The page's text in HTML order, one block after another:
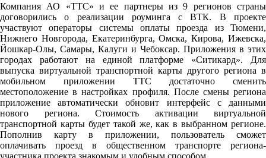
Компания АО «ТТС» и ее партнеры из 9 регионов страны
договорились о реализации роуминга с ВТК. В проекте
участвуют операторы системы оплаты проезда из Тюмени,
Нижнего Новгорода, Екатеринбурга, Омска, Кирова, Ижевска,
Йошкар-Олы, Самары, Калуги и Чебоксар. Приложения в этих
городах работают на единой платформе «Ситикард». Для
выпуска виртуальной транспортной карты другого региона в
мобильном приложении ТТС достаточно сменить
местоположение в настройках профиля. После смены региона
приложение автоматически обновит интерфейс с данными
нового региона. Стоимость активации виртуальной
транспортной карты будет такой же, как в выбранном регионе.
Пополнив карту в приложении, пользователь сможет
оплачивать проезд в общественном транспорте региона-
участника проекта знакомым и удобным способом.